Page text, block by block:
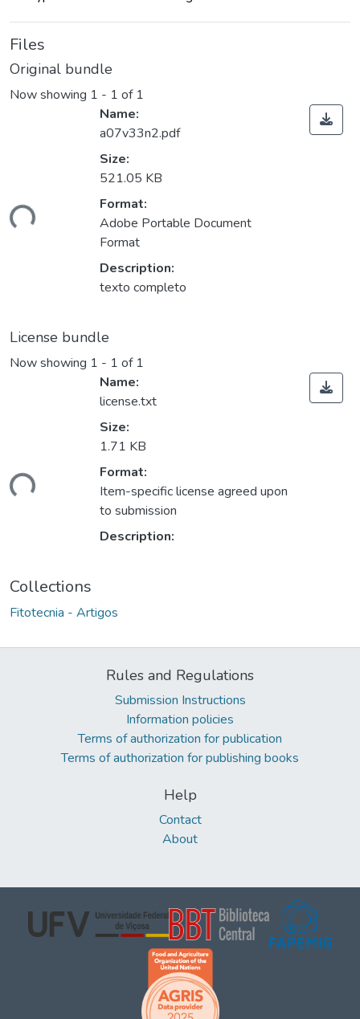
Files
Original bundle
Now showing 1 - 1 of 1
Name:
a07v33n2.pdf
Size:
521.05 KB
Format:
Adobe Portable Document
Format
Description:
texto completo
License bundle
Now showing 1 - 1 of 1
Name:
license.txt
Size:
1.71 KB
Format:
Item-specific license agreed upon
to submission
Description:
Collections
Fitotecnia - Artigos
Rules and Regulations
Submission Instructions
Information policies
Terms of authorization for publication
Terms of authorization for publishing books
Help
Contact
About